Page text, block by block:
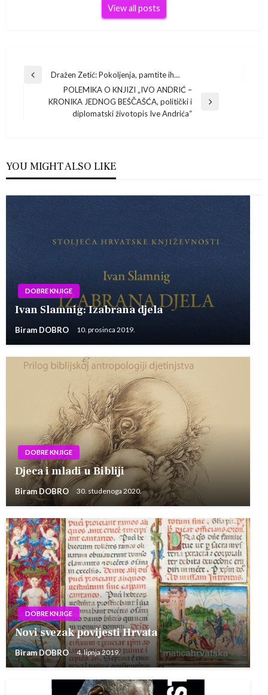
View all posts
Navigacija
objava
Previous
Dražen Zetić: Pokoljenja, pamtite ih…
Next
POLEMIKA O KNJIZI „IVO ANDRIĆ –
KRONIKA JEDNOG BEŠČAŠĆA, politički i
diplomatski životopis Ive Andrića“
YOU MIGHT ALSO LIKE
DOBRE KNJIGE
Ivan Slamnig: Izabrana djela
Biram DOBRO 10. prosinca 2019.
DOBRE KNJIGE
Djeca i mladi u Bibliji
Biram DOBRO 30. studenoga 2020.
DOBRE KNJIGE
Novi svezak povijesti Hrvata
Biram DOBRO 4. lipnja 2019.